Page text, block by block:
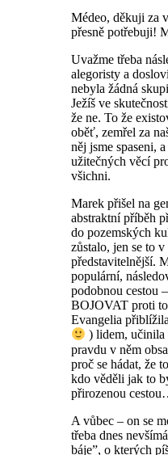
Médeo, děkuji za
přesně potřebuji!
Uvažme třeba
alegoristy a
nebyla žádná
Ježíš ve
že ne. To že
oběť, zemřel za
něj jsme spaseni,
užitečných věcí
všichni.
Marek přišel na
abstraktní příběh
do pozemských
zůstalo, jen se to
představitelnější.
populární,
podobnou cestou
BOJOVAT proti
Evangelia
) lidem, učinila
pravdu v něm
proč se hádat, že
kdo věděli jak to
přirozenou
A vůbec – on se
třeba dnes
báje”, o kterých